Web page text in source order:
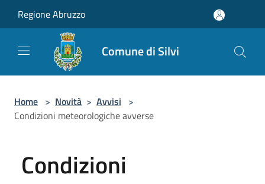
Regione Abruzzo
Comune di Silvi
Home > Novità > Avvisi >
Condizioni meteorologiche avverse
Condizioni